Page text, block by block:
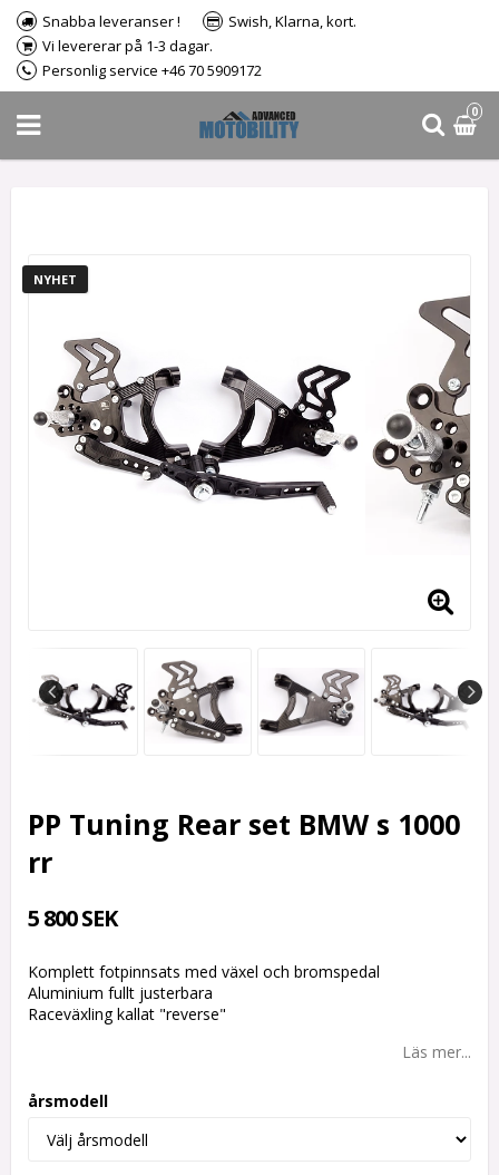
Snabba leveranser !
Swish, Klarna, kort.
Vi levererar på 1-3 dagar.
Personlig service +46 70 5909172
0
NYHET
PP Tuning Rear set BMW s 1000
rr
5 800 SEK
Komplett fotpinnsats med växel och bromspedal
Aluminium fullt justerbara
Raceväxling kallat "reverse"
Läs mer...
årsmodell